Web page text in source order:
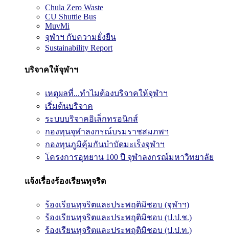
Chula Zero Waste
CU Shuttle Bus
MuvMi
จุฬาฯ กับความยั่งยืน
Sustainability Report
บริจาคให้จุฬาฯ
เหตุผลที่...ทำไมต้องบริจาคให้จุฬาฯ
เริ่มต้นบริจาค
ระบบบริจาคอิเล็กทรอนิกส์
กองทุนจุฬาลงกรณ์บรมราชสมภพฯ
กองทุนภูมิคุ้มกันบำบัดมะเร็งจุฬาฯ
โครงการอุทยาน 100 ปี จุฬาลงกรณ์มหาวิทยาลัย
แจ้งเรื่องร้องเรียนทุจริต
ร้องเรียนทุจริตและประพฤติมิชอบ (จุฬาฯ)
ร้องเรียนทุจริตและประพฤติมิชอบ (ป.ป.ช.)
ร้องเรียนทุจริตและประพฤติมิชอบ (ป.ป.ท.)